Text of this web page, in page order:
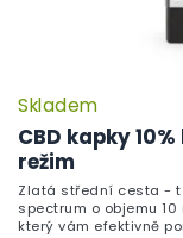
CBD kapky
režim
Skladem
Zlatá střední cesta -
spectrum o objemu
který vám efektivně